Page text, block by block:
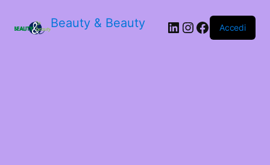
Beauty & Beauty LinkedIn
Instagram
Facebook
Accedi